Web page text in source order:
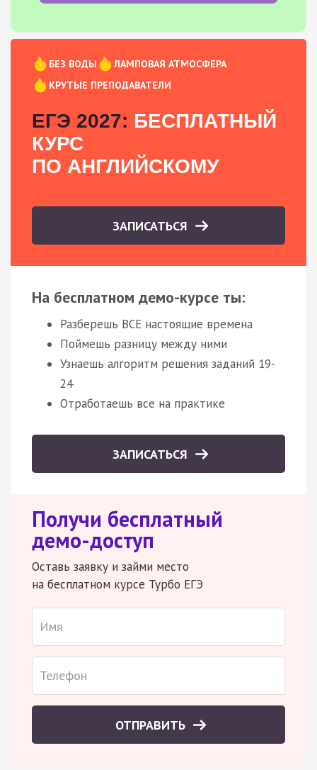
БЕЗ ВОДЫ
ЛАМПОВАЯ АТМОСФЕРА
КРУТЫЕ ПРЕПОДАВАТЕЛИ
ЕГЭ 2027: БЕСПЛАТНЫЙ
КУРС
ПО АНГЛИЙСКОМУ
ЗАПИСАТЬСЯ
На бесплатном демо-курсе ты:
Разберешь ВСЕ настоящие времена
Поймешь разницу между ними
Узнаешь алгоритм решения заданий 19-
24
Отработаешь все на практике
ЗАПИСАТЬСЯ
Получи бесплатный
демо-доступ
Оставь заявку и займи место
на бесплатном курсе Турбо ЕГЭ
ОТПРАВИТЬ